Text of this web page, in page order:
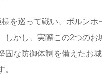
を巡って戦い、ボルン
しかし、実際この2つの
固な防御体制を備えたお